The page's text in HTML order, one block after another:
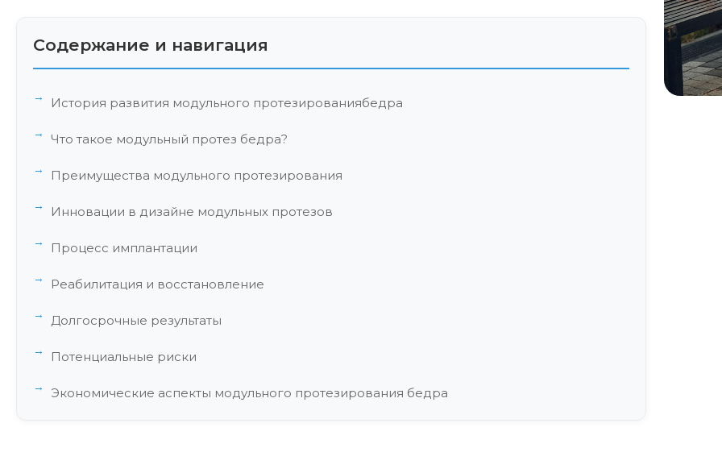
Содержание и навигация
История развития модульного протезированиябедра
Что такое модульный протез бедра?
Преимущества модульного протезирования
Инновации в дизайне модульных протезов
Процесс имплантации
Реабилитация и восстановление
Долгосрочные результаты
Потенциальные риски
Экономические аспекты модульного протезирования бедра